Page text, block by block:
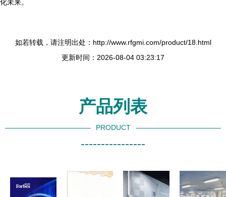
化未来。
如若转载，请注明出处：http://www.rfgmi.com/product/18.html
更新时间：2026-08-04 03:23:17
产品列表
PRODUCT
----------------